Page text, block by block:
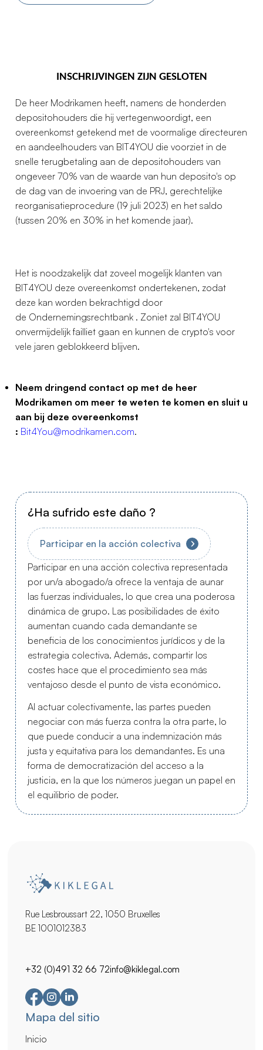
INSCHRIJVINGEN ZIJN GESLOTEN
De heer Modrikamen heeft, namens de honderden
depositohouders die hij vertegenwoordigt, een
overeenkomst getekend met de voormalige directeuren
en aandeelhouders van BIT4YOU die voorziet in de
snelle terugbetaling aan de depositohouders van
ongeveer 70% van de waarde van hun deposito's op
de dag van de invoering van de PRJ, gerechtelijke
reorganisatieprocedure (19 juli 2023) en het saldo
(tussen 20% en 30% in het komende jaar).
Het is noodzakelijk dat zoveel mogelijk klanten van
BIT4YOU deze overeenkomst ondertekenen, zodat
deze kan worden bekrachtigd door
de Ondernemingsrechtbank . Zoniet zal BIT4YOU
onvermijdelijk failliet gaan en kunnen de crypto's voor
vele jaren geblokkeerd blijven.
Neem dringend contact op met de heer
Modrikamen om meer te weten te komen en sluit u
aan bij deze overeenkomst
: Bit4You@modrikamen.com.
¿Ha sufrido este daño ?
Participar en la acción colectiva
Participar en una acción colectiva representada
por un/a abogado/a ofrece la ventaja de aunar
las fuerzas individuales, lo que crea una poderosa
dinámica de grupo. Las posibilidades de éxito
aumentan cuando cada demandante se
beneficia de los conocimientos jurídicos y de la
estrategia colectiva. Además, compartir los
costes hace que el procedimiento sea más
ventajoso desde el punto de vista económico.
Al actuar colectivamente, las partes pueden
negociar con más fuerza contra la otra parte, lo
que puede conducir a una indemnización más
justa y equitativa para los demandantes. Es una
forma de democratización del acceso a la
justicia, en la que los números juegan un papel en
el equilibrio de poder.
Rue Lesbroussart 22, 1050 Bruxelles
BE 1001012383
+32 (0)491 32 66 72info@kiklegal.com
Navegación
secundaria
Mapa del sitio
Inicio